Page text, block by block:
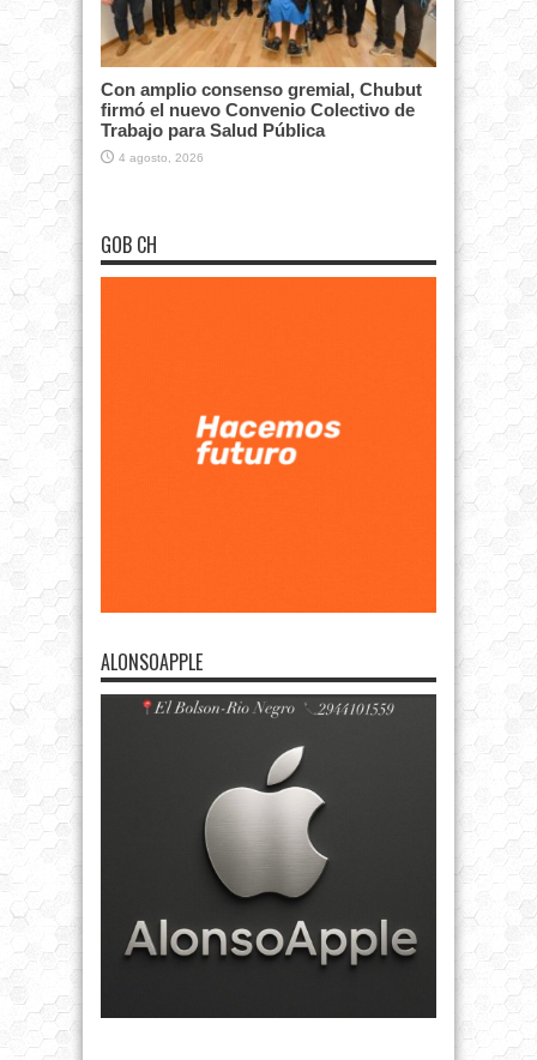
Con amplio consenso gremial, Chubut
firmó el nuevo Convenio Colectivo de
Trabajo para Salud Pública
4 agosto, 2026
GOB CH
ALONSOAPPLE